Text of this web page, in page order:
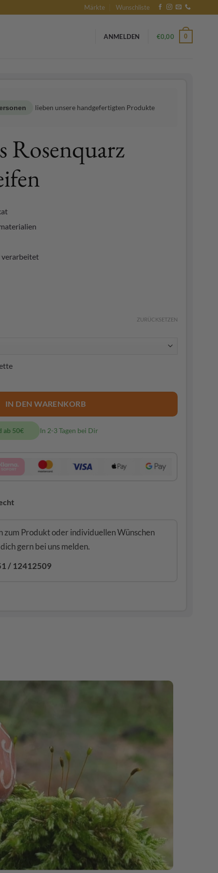
Märkte Wunschliste
ANMELDEN €0,00 0
lieben unsere handgefertigten Produkte
Rosenquarz
verarbeitet
ZURÜCKSETZEN
IN DEN WARENKORB
ab 50€ In 2-3 Tagen bei Dir
zum Produkt oder individuellen Wünschen
gern bei uns melden.
/ 12412509